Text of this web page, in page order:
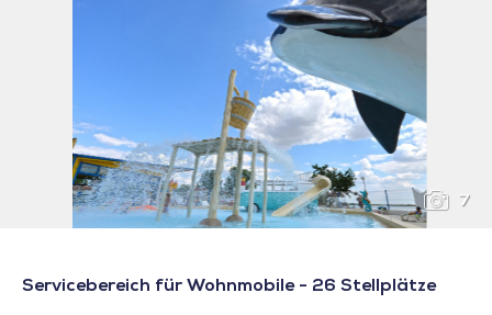
7
Servicebereich für Wohnmobile - 26 Stellplätze